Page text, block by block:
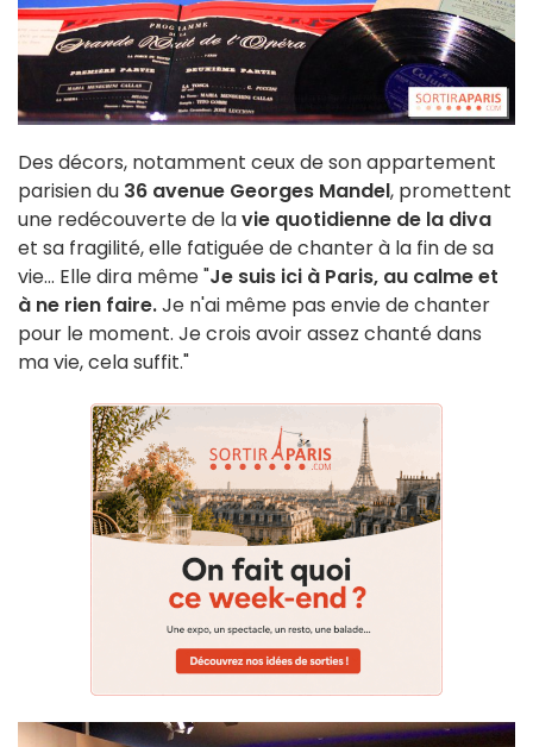
Des décors, notamment ceux de son appartement
parisien du 36 avenue Georges Mandel, promettent
une redécouverte de lavie quotidienne de la diva
et sa fragilité, elle fatiguée de chanter à la fin de sa
vie... Elle dira même "Je suis ici à Paris, au calme et
à ne rien faire.Je n'ai même pas envie de chanter
pour le moment. Je crois avoir assez chanté dans
ma vie, cela suffit."